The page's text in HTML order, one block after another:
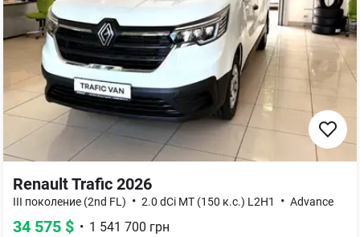
Renault Trafic 2026
III поколение (2nd FL) • 2.0 dCi MT (150 к.с.) L2H1 • Advance
34 575 $ • 1 541 700 грн